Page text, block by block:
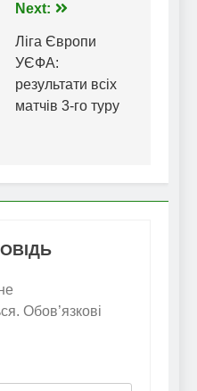
Next:
Ліга Європи
УЄФА:
результати всіх
матчів 3-го туру
Обов’язкові